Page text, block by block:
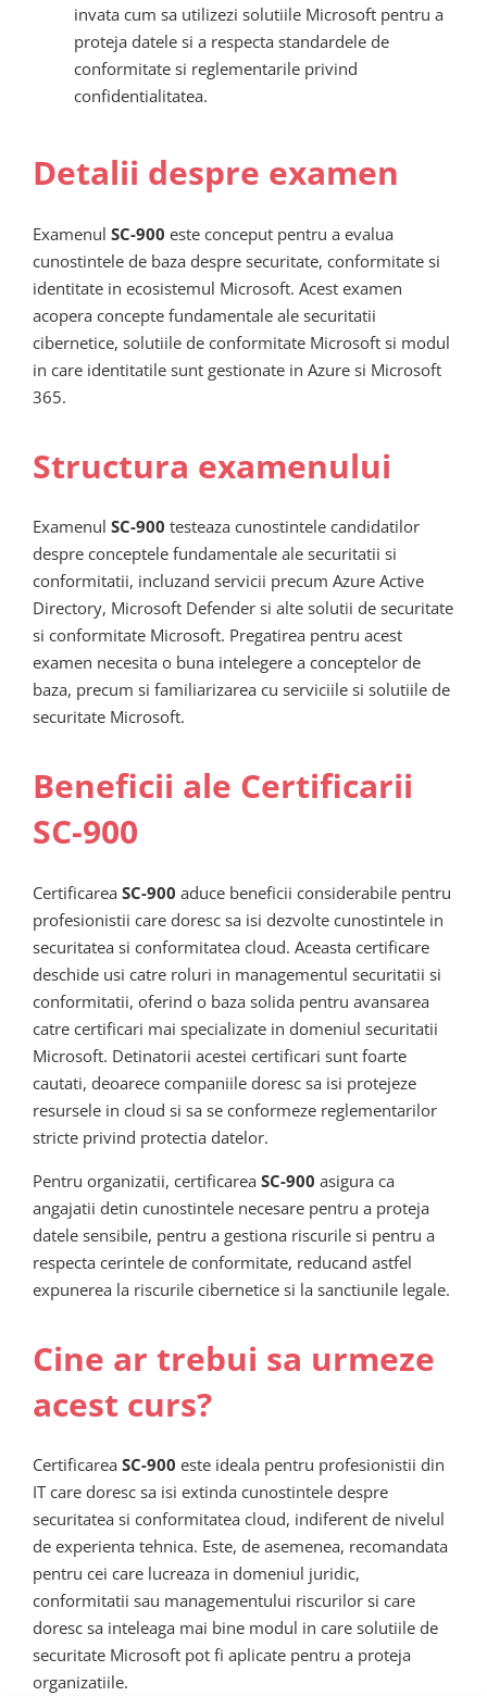
invata cum sa utilizezi solutiile Microsoft pentru a
proteja datele si a respecta standardele de
conformitate si reglementarile privind
confidentialitatea.
Detalii despre examen
Examenul SC-900 este conceput pentru a evalua
cunostintele de baza despre securitate, conformitate si
identitate in ecosistemul Microsoft. Acest examen
acopera concepte fundamentale ale securitatii
cibernetice, solutiile de conformitate Microsoft si modul
in care identitatile sunt gestionate in Azure si Microsoft
365.
Structura examenului
Examenul SC-900 testeaza cunostintele candidatilor
despre conceptele fundamentale ale securitatii si
conformitatii, incluzand servicii precum Azure Active
Directory, Microsoft Defender si alte solutii de securitate
si conformitate Microsoft. Pregatirea pentru acest
examen necesita o buna intelegere a conceptelor de
baza, precum si familiarizarea cu serviciile si solutiile de
securitate Microsoft.
Beneficii ale Certificarii
SC-900
Certificarea SC-900 aduce beneficii considerabile pentru
profesionistii care doresc sa isi dezvolte cunostintele in
securitatea si conformitatea cloud. Aceasta certificare
deschide usi catre roluri in managementul securitatii si
conformitatii, oferind o baza solida pentru avansarea
catre certificari mai specializate in domeniul securitatii
Microsoft. Detinatorii acestei certificari sunt foarte
cautati, deoarece companiile doresc sa isi protejeze
resursele in cloud si sa se conformeze reglementarilor
stricte privind protectia datelor.
Pentru organizatii, certificarea SC-900 asigura ca
angajatii detin cunostintele necesare pentru a proteja
datele sensibile, pentru a gestiona riscurile si pentru a
respecta cerintele de conformitate, reducand astfel
expunerea la riscurile cibernetice si la sanctiunile legale.
Cine ar trebui sa urmeze
acest curs?
Certificarea SC-900 este ideala pentru profesionistii din
IT care doresc sa isi extinda cunostintele despre
securitatea si conformitatea cloud, indiferent de nivelul
de experienta tehnica. Este, de asemenea, recomandata
pentru cei care lucreaza in domeniul juridic,
conformitatii sau managementului riscurilor si care
doresc sa inteleaga mai bine modul in care solutiile de
securitate Microsoft pot fi aplicate pentru a proteja
organizatiile.